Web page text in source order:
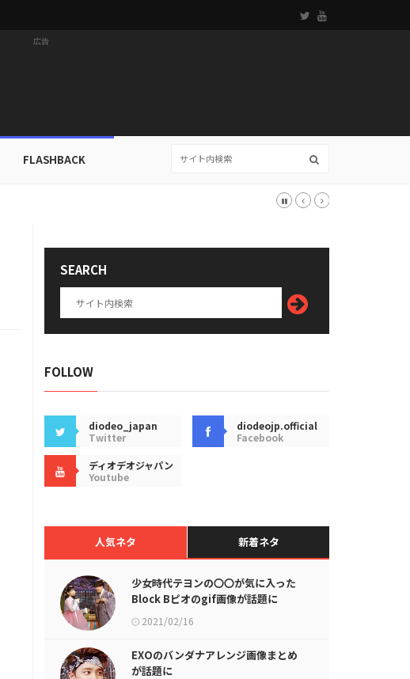
広告
FLASHBACK
SEARCH
FOLLOW
diodeo_japan
Twitter
diodeojp.official
Facebook
ディオデオジャパン
Youtube
人気ネタ 新着ネタ
少女時代テヨンの〇〇が気に入った
Block Bピオのgif画像が話題に
2021/02/16
EXOのバンダナアレンジ画像まとめ
が話題に